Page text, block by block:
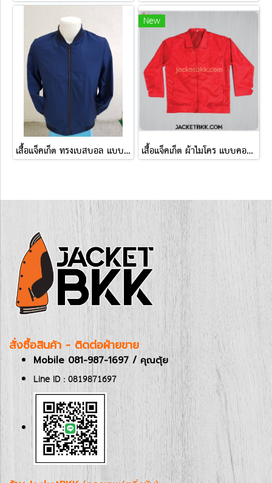
เสื้อแจ็คเก็ต ทรงเบสบอล แบบคอตั้งทอพรม สีน้ำเงิน ปกน้ำเงินล้วน
New
เสื้อแจ็คเก็ต ผ้าไมโคร แบบคอตั้ง สีแดง
สั่งซื้อสินค้า - ติดต่อฝ่ายขาย
Mobile 081-987-1697 / คุณตุ้ย
Line ID : 0819871697